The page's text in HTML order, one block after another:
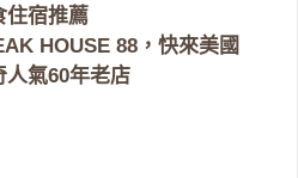
住宿推薦
HOUSE 88，快來美國
人氣60年老店